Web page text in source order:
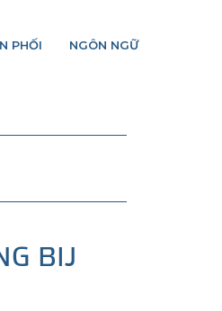
PHỐI NGÔN NGỮ
BIJ